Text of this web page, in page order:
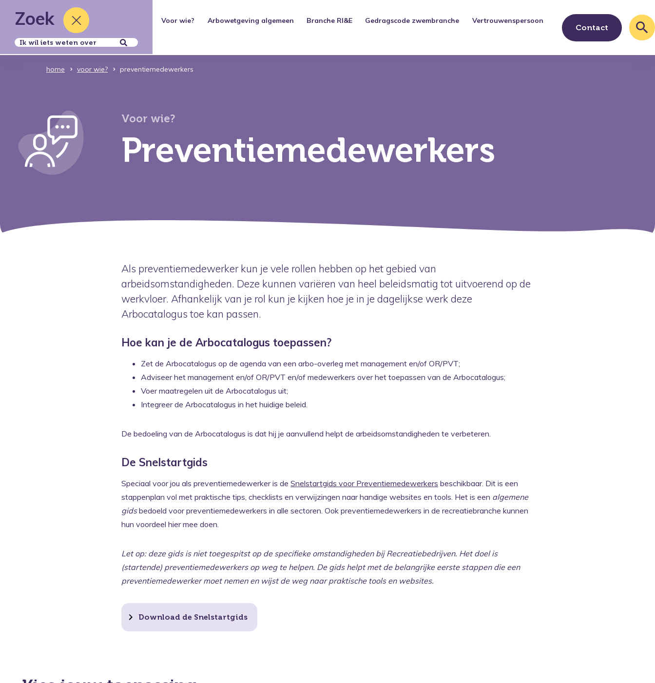
Voor wie? Arbowetgeving algemeen Branche RI&E Gedragscode zwembranche Vertrouwenspersoon
Over ons
Contact
Zoek
home voor wie? preventiemedewerkers
Voor wie?
Preventie­medewerkers
Als preventiemedewerker kun je vele rollen hebben op het gebied van
arbeidsomstandigheden. Deze kunnen variëren van heel beleidsmatig tot uitvoerend op de
werkvloer. Afhankelijk van je rol kun je kijken hoe je in je dagelijkse werk deze
Arbocatalogus toe kan passen.
Hoe kan je de Arbocatalogus toepassen?
Zet de Arbocatalogus op de agenda van een arbo-overleg met management en/of OR/PVT;
Adviseer het management en/of OR/PVT en/of medewerkers over het toepassen van de Arbocatalogus;
Voer maatregelen uit de Arbocatalogus uit;
Integreer de Arbocatalogus in het huidige beleid.
De bedoeling van de Arbocatalogus is dat hij je aanvullend helpt de arbeidsomstandigheden te verbeteren.
De Snelstartgids
Speciaal voor jou als preventiemedewerker is de Snelstartgids voor Preventiemedewerkers beschikbaar. Dit is een
stappenplan vol met praktische tips, checklists en verwijzingen naar handige websites en tools. Het is een algemene
gidsbedoeld voor preventiemedewerkers in alle sectoren. Ook preventiemedewerkers in de recreatiebranche kunnen
hun voordeel hier mee doen.
Let op: deze gids is niet toegespitst op de specifieke omstandigheden bij Recreatiebedrijven. Het doel is
(startende) preventie­medewerkers op weg te helpen. De gids helpt met de belangrijke eerste stappen die een
preventiemedewerker moet nemen en wijst de weg naar praktische tools en websites.
Download de Snelstartgids